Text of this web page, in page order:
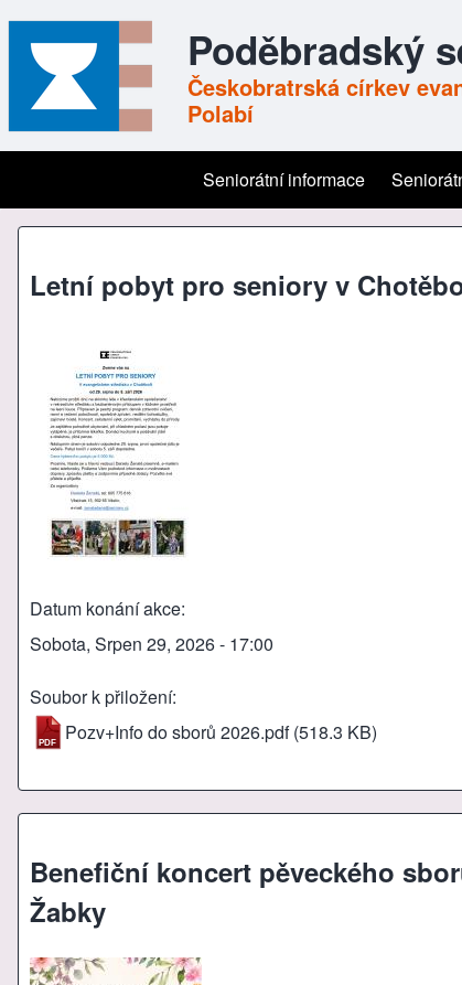
Poděbradský
Českobratrská církev
Polabí
Main navigation
Seniorátní informace
Letní pobyt pro seniory v
Datum konání akce
Sobota, Srpen 29, 2026 - 17:00
Soubor k přiložení
Pozv+Info do sborů 2026.pdf (518.3 KB)
Benefiční koncert pěveckého
Žabky